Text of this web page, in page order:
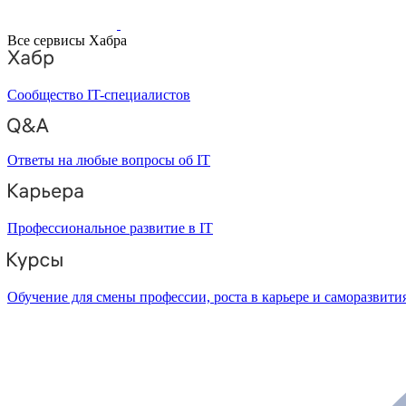
Все сервисы Хабра
Сообщество IT-специалистов
Ответы на любые вопросы об IT
Профессиональное развитие в IT
Обучение для смены профессии, роста в карьере и